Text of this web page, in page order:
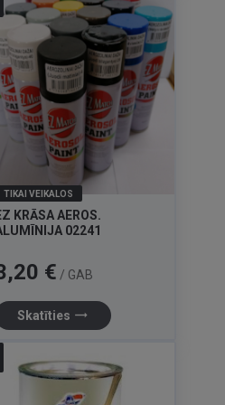
TIKAI VEIKALOS
KRĀSA AEROS.
02241
€ / GAB
Skatīties trending_flat